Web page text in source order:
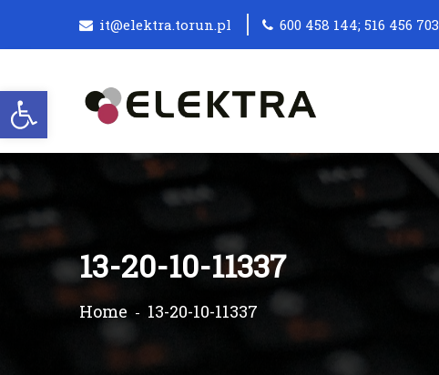
Otwórz pasek narzędzi
it@elektra.torun.pl 600 458 144; 516 456 703
13-20-10-11337
Home 13-20-10-11337